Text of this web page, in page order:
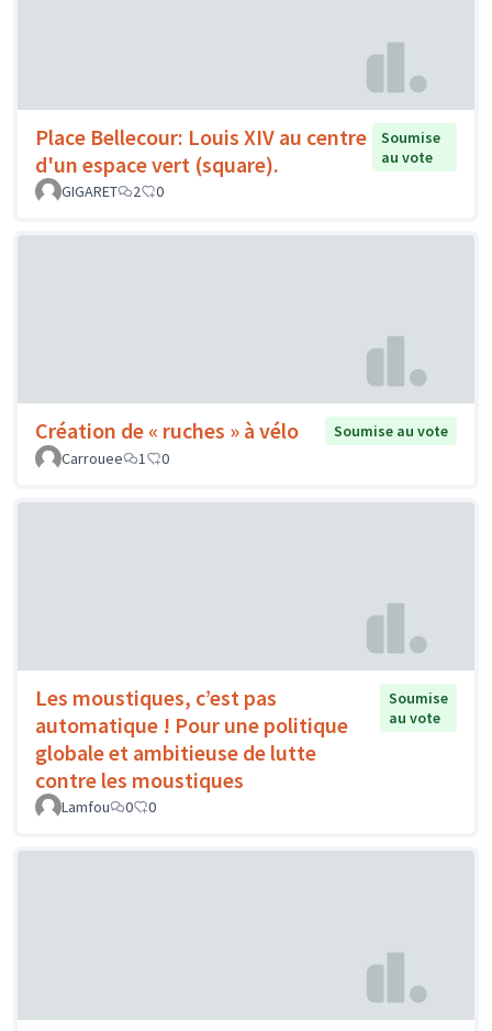
Place Bellecour: Louis XIV au centre
d'un espace vert (square).
Soumise
au vote
GIGARET
2 0
Création de « ruches » à vélo
Soumise au vote
Carrouee
1 0
Les moustiques, c’est pas
automatique ! Pour une politique
globale et ambitieuse de lutte
contre les moustiques
Soumise
au vote
Lamfou 0 0